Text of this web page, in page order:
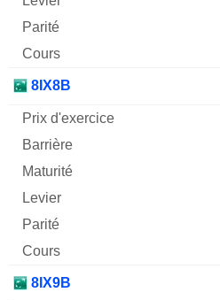
8IX8B
8IX9B